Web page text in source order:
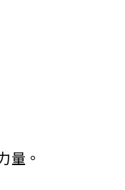
量。